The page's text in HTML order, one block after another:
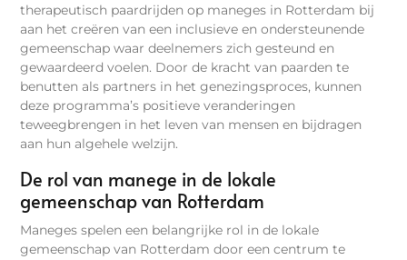
therapeutisch paardrijden op maneges in Rotterdam bij
aan het creëren van een inclusieve en ondersteunende
gemeenschap waar deelnemers zich gesteund en
gewaardeerd voelen. Door de kracht van paarden te
benutten als partners in het genezingsproces, kunnen
deze programma’s positieve veranderingen
teweegbrengen in het leven van mensen en bijdragen
aan hun algehele welzijn.
De rol van manege in de lokale
gemeenschap van Rotterdam
Maneges spelen een belangrijke rol in de lokale
gemeenschap van Rotterdam door een centrum te